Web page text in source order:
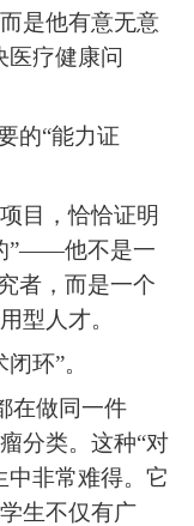
是他有意无意
疗健康问
的“能力证
目，恰恰证明
”——他不是一
者，而是一个
型人才。
环”。
做同一件
分类。这种“对
中非常难得。它
生不仅有广